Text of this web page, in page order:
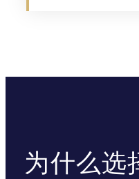
为什么选